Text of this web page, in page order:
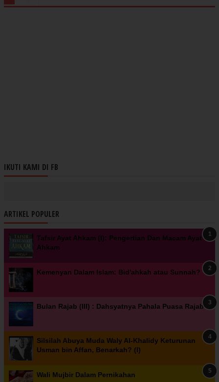
IKUTI KAMI DI FB
ARTIKEL POPULER
Tafsir Ayat Ahkam (I): Pengertian Dan Macam Ayat
Ahkam
Kemenyan Dalam Islam: Bid'ahkah atau Sunnah?
Bulan Rajab (III) : Dahsyatnya Pahala Puasa Rajab
Silsilah Abuya Muda Waly Al-Khalidy Keturunan
Usman bin Affan, Benarkah? (I)
Wali Mujbir Dalam Pernikahan